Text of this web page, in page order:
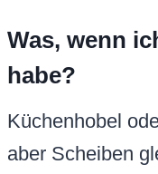
Was, wenn
habe?
Küchenhobel
aber Scheiben